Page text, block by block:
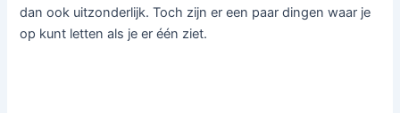
dan ook uitzonderlijk. Toch zijn er een paar dingen waar je
op kunt letten als je er één ziet.